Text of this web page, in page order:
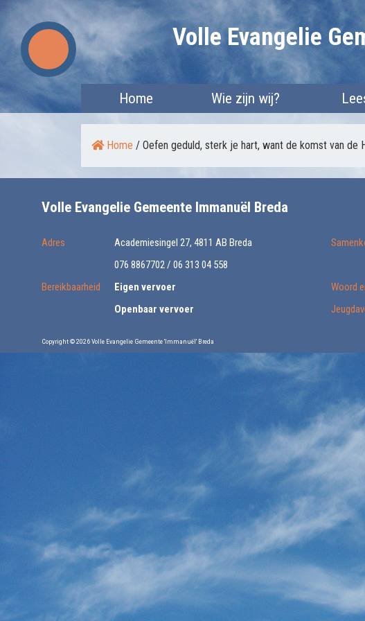
Skip
to
content
Volle Evangelie
Home Wie zijn wij?
Home / Oefen geduld, sterk je hart, want de komst van de
Volle Evangelie Gemeente Immanuël Breda
Adres
Academiesingel 27, 4811 AB Breda
076 8867702 / 06 313 04 558
Bereikbaarheid
Eigen vervoer
Openbaar vervoer
Woord
Copyright © 2026 Volle Evangelie Gemeente 'Immanuël' Breda